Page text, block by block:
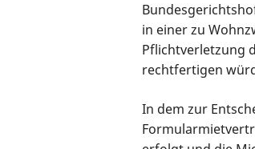
in einer zu
Pflichtverletzung
rechtfertigen
In dem zur